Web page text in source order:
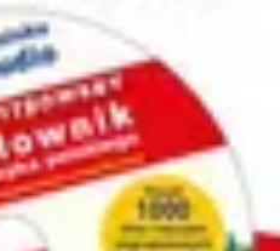
Zabawy na świeżym
i Gry